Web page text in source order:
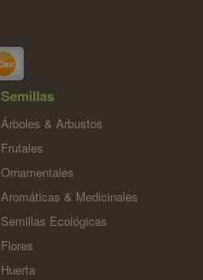
Semillas
Árboles & Arbustos
Frutales
Ornamentales
Aromáticas & Medicinales
Semillas Ecológicas
Flores
Huerta